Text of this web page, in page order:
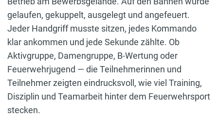
gelaufen, gekuppelt, ausgelegt und angefeuert.
Jeder Handgriff musste sitzen, jedes Kommando
klar ankommen und jede Sekunde zählte. Ob
Aktivgruppe, Damengruppe, B-Wertung oder
Feuerwehrjugend — die Teilnehmerinnen und
Teilnehmer zeigten eindrucksvoll, wie viel Training,
Disziplin und Teamarbeit hinter dem Feuerwehrsport
stecken.